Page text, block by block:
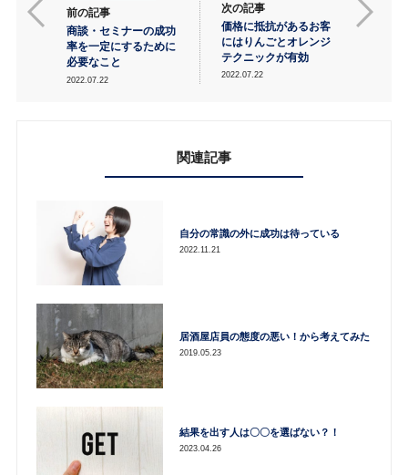
前の記事
商談・セミナーの成功
率を一定にするために
必要なこと
2022.07.22
次の記事
価格に抵抗があるお客
にはりんごとオレンジ
テクニックが有効
2022.07.22
関連記事
自分の常識の外に成功は待っている
2022.11.21
居酒屋店員の態度の悪い！から考えてみた
2019.05.23
結果を出す人は〇〇を選ばない？！
2023.04.26